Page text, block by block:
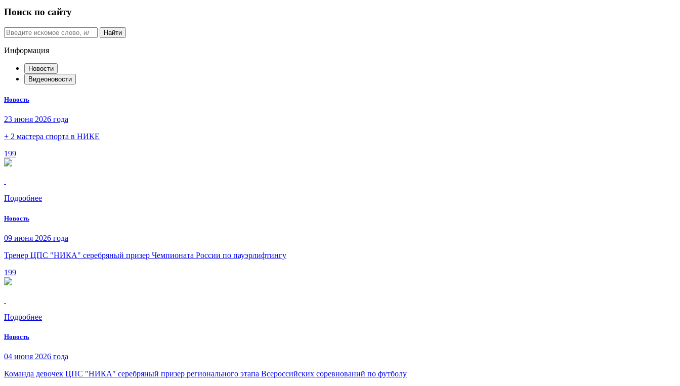
Поиск по сайту
Найти
Информация
Новости
Видеоновости
Новость
23 июня 2026 года
+ 2 мастера спорта в НИКЕ
199
Подробнее
Новость
09 июня 2026 года
Тренер ЦПС "НИКА" серебряный призер Чемпионата России по пауэрлифтингу
199
Подробнее
Новость
04 июня 2026 года
Команда девочек ЦПС "НИКА" серебряный призер регионального этапа Всероссийских соревнований по футболу